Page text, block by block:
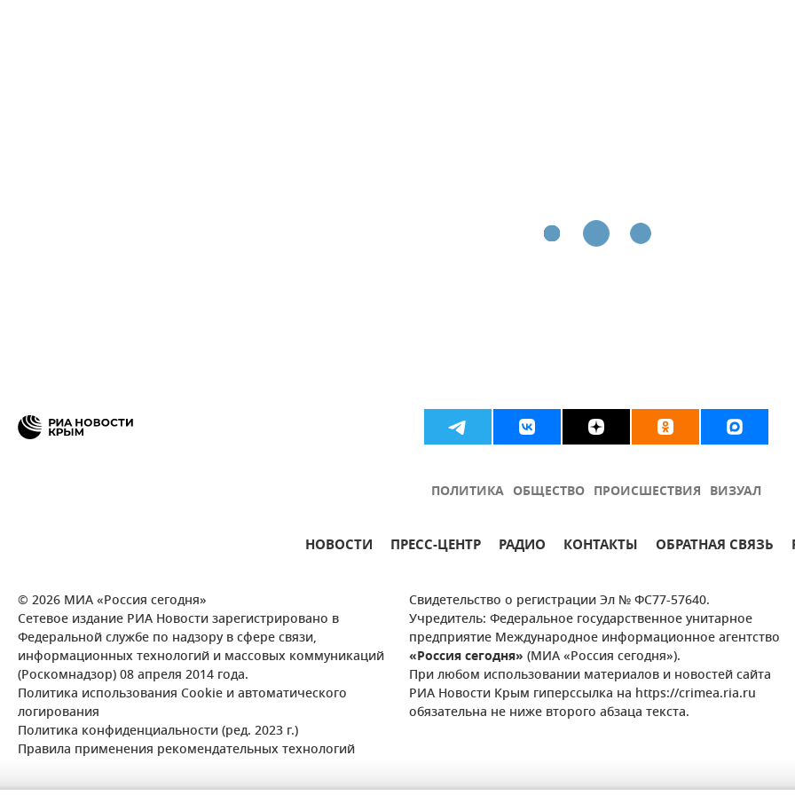
ПОЛИТИКА ОБЩЕСТВО ПРОИСШЕСТВИЯ ВИЗУАЛ
НОВОСТИ ПРЕСС-ЦЕНТР РАДИО КОНТАКТЫ ОБРАТНАЯ СВЯЗЬ
© 2026 МИА «Россия сегодня»
Сетевое издание РИА Новости зарегистрировано в
Федеральной службе по надзору в сфере связи,
информационных технологий и массовых коммуникаций
(Роскомнадзор) 08 апреля 2014 года.
Политика использования Cookie и автоматического
логирования
Политика конфиденциальности (ред. 2023 г.)
Правила применения рекомендательных технологий
Свидетельство о регистрации Эл № ФС77-57640.
Учредитель: Федеральное государственное унитарное
предприятие Международное информационное агентство
«Россия сегодня» (МИА «Россия сегодня»).
При любом использовании материалов и новостей сайта
РИА Новости Крым гиперссылка на https://crimea.ria.ru
обязательна не ниже второго абзаца текста.